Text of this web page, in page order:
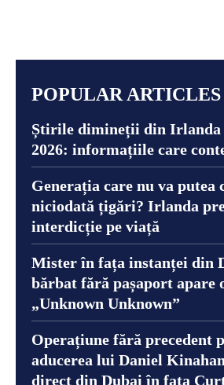
POPULAR ARTICLES
Știrile dimineții din Irlanda
2026: informațiile care
Generația care nu va putea
niciodată țigări? Irlanda
interdicție pe viață
Mister în fața instanței din
bărbat fără pașaport apare
„Unknown Unknown”
Operațiune fără precedent
aducerea lui Daniel
direct din Dubai în fața